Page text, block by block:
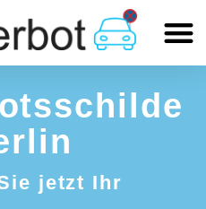
jetzt Ihr